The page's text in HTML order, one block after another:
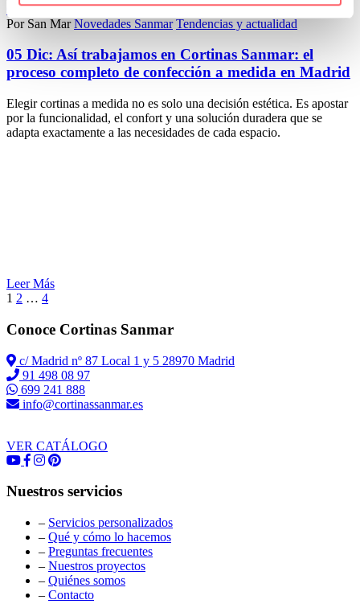
0
Por San Mar Novedades Sanmar Tendencias y actualidad
05 Dic: Así trabajamos en Cortinas Sanmar: el
proceso completo de confección a medida en Madrid
Elegir cortinas a medida no es solo una decisión estética. Es apostar
por la funcionalidad, el confort y una solución duradera que se
adapta exactamente a las necesidades de cada espacio.
Leer Más
1 2 … 4
Conoce Cortinas Sanmar
c/ Madrid nº 87 Local 1 y 5 28970 Madrid
91 498 08 97
699 241 888
info@cortinassanmar.es
VER CATÁLOGO
Nuestros servicios
– Servicios personalizados
– Qué y cómo lo hacemos
– Preguntas frecuentes
– Nuestros proyectos
– Quiénes somos
– Contacto